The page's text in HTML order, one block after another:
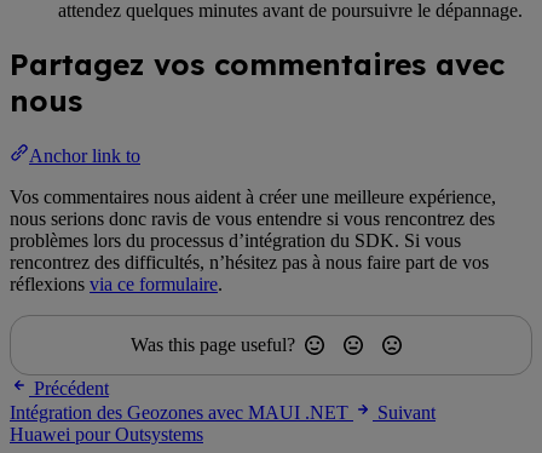
attendez quelques minutes avant de poursuivre le dépannage.
Partagez vos commentaires avec
nous
Anchor link to
Vos commentaires nous aident à créer une meilleure expérience,
nous serions donc ravis de vous entendre si vous rencontrez des
problèmes lors du processus d’intégration du SDK. Si vous
rencontrez des difficultés, n’hésitez pas à nous faire part de vos
réflexions via ce formulaire.
Was this page useful?
Précédent
Intégration des Geozones avec MAUI .NET
Suivant
Huawei pour Outsystems